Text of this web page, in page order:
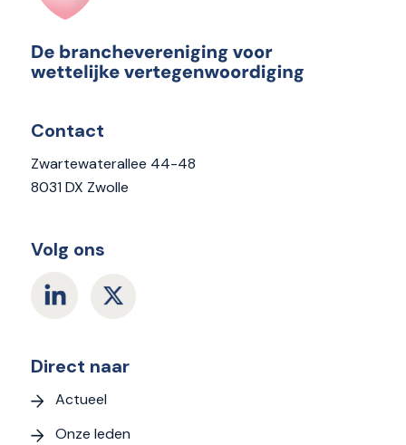
Contact
Zwartewaterallee 44-48
8031 DX Zwolle
Volg ons
Direct naar
Actueel
Onze leden